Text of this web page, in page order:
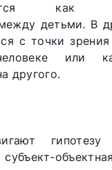
как
детьми. В
с точки зрения
или
другого.